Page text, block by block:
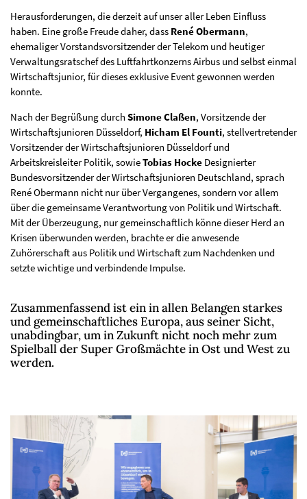
Herausforderungen, die derzeit auf unser aller Leben Einfluss
haben. Eine große Freude daher, dass René Obermann,
ehemaliger Vorstandsvorsitzender der Telekom und heutiger
Verwaltungsratschef des Luftfahrtkonzerns Airbus und selbst einmal
Wirtschaftsjunior, für dieses exklusive Event gewonnen werden
konnte.
Nach der Begrüßung durch Simone Claßen, Vorsitzende der
Wirtschaftsjunioren Düsseldorf, Hicham El Founti, stellvertretender
Vorsitzender der Wirtschaftsjunioren Düsseldorf und
Arbeitskreisleiter Politik, sowieTobias Hocke Designierter
Bundesvorsitzender der Wirtschaftsjunioren Deutschland, sprach
René Obermann nicht nur über Vergangenes, sondern vor allem
über die gemeinsame Verantwortung von Politik und Wirtschaft.
Mit der Überzeugung, nur gemeinschaftlich könne dieser Herd an
Krisen überwunden werden, brachte er die anwesende
Zuhörerschaft aus Politik und Wirtschaft zum Nachdenken und
setzte wichtige und verbindende Impulse.
Zusammenfassend ist ein in allen Belangen starkes
und gemeinschaftliches Europa, aus seiner Sicht,
unabdingbar, um in Zukunft nicht noch mehr zum
Spielball der Super Großmächte in Ost und West zu
werden.